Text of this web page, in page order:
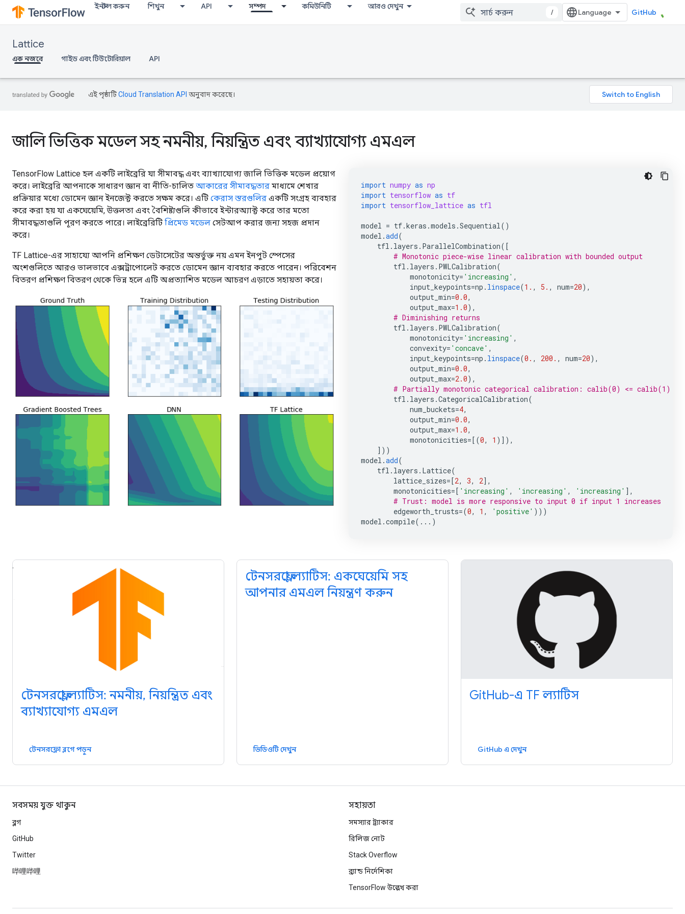
ইনস্টল করুন শিখুন API সম্পদ কমিউনিটি আরও দেখুন
/ GitHub
Lattice
এক নজরে গাইড এবং টিউটোরিয়াল API
এই পৃষ্ঠাটিCloud Translation API অনুবাদ করেছে।
জালি ভিত্তিক মডেল সহ নমনীয়, নিয়ন্ত্রিত এবং ব্যাখ্যাযোগ্য এমএল
import numpy as np
import tensorflow as tf
import tensorflow_lattice as tfl
model = tf.keras .models .Sequential()
model .add(
tfl . layers . ParallelCombination([
# Monotonic piece-wise linear calibration with bounded output
tfl . layers . PWLCalibration(
monotonicity= 'increasing' ,
input_keypoints=np . linspace(1. , 5. , num=20),
output_min=0.0,
output_max=1.0),
# Diminishing returns
tfl . layers . PWLCalibration(
monotonicity= 'increasing' ,
convexity= 'concave' ,
input_keypoints=np . linspace(0. , 200. , num=20),
output_min=0.0,
output_max=2.0),
# Partially monotonic categorical calibration: calib(0) <= calib(1)
tfl . layers .CategoricalCalibration(
num_buckets=4,
output_min=0.0,
output_max=1.0,
monotonicities=[(0, 1 )]),
]))
model .add(
tfl . layers . Lattice(
lattice_sizes=[2, 3, 2],
monotonicities=[ 'increasing' , 'increasing' , 'increasing' ],
# Trust: model is more responsive to input 0 if input 1 increases
edgeworth_trusts=(0, 1 , 'positive' )))
model .compile( ... )
TensorFlow Lattice হল একটি লাইব্রেরি যা সীমাবদ্ধ এবং ব্যাখ্যাযোগ্য জালি ভিত্তিক মডেল প্রয়োগ
করে। লাইব্রেরি আপনাকে সাধারণ জ্ঞান বা নীতি-চালিত আকারের সীমাবদ্ধতার মাধ্যমে শেখার
প্রক্রিয়ার মধ্যে ডোমেন জ্ঞান ইনজেক্ট করতে সক্ষম করে। এটি কেরাস স্তরগুলির একটি সংগ্রহ ব্যবহার
করে করা হয় যা একঘেয়েমি, উত্তলতা এবং বৈশিষ্ট্যগুলি কীভাবে ইন্টারঅ্যাক্ট করে তার মতো
সীমাবদ্ধতাগুলি পূরণ করতে পারে। লাইব্রেরিটি প্রিমেড মডেল সেটআপ করার জন্য সহজ প্রদান
করে।
TF Lattice-এর সাহায্যে আপনি প্রশিক্ষণ ডেটাসেটের অন্তর্ভুক্ত নয় এমন ইনপুট স্পেসের
অংশগুলিতে আরও ভালভাবে এক্সট্রাপোলেট করতে ডোমেন জ্ঞান ব্যবহার করতে পারেন। পরিবেশন
বিতরণ প্রশিক্ষণ বিতরণ থেকে ভিন্ন হলে এটি অপ্রত্যাশিত মডেল আচরণ এড়াতে সহায়তা করে।
টেনসরফ্লো ল্যাটিস: নমনীয়, নিয়ন্ত্রিত এবং
ব্যাখ্যাযোগ্য এমএল
টেনসরফ্লো ব্লগে পড়ুন
টেনসরফ্লো ল্যাটিস: একঘেয়েমি সহ
আপনার এমএল নিয়ন্ত্রণ করুন
ভিডিওটি দেখুন
GitHub-এ TF ল্যাটিস
GitHub এ দেখুন
সবসময় যুক্ত থাকুন
ব্লগ
GitHub
Twitter
哔哩哔哩
সহায়তা
সমস্যার ট্র্যাকার
রিলিজ নোট
Stack Overflow
ব্র্যান্ড নির্দেশিকা
TensorFlow উল্লেখ করা